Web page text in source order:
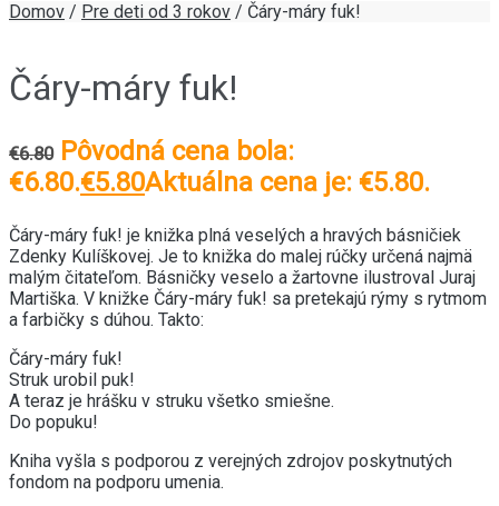
Domov / Pre deti od 3 rokov / Čáry-máry fuk!
Čáry-máry fuk!
€6.80 Pôvodná cena bola:
€6.80.€5.80Aktuálna cena je: €5.80.
Čáry-máry fuk! je knižka plná veselých a hravých básničiek
Zdenky Kulíškovej. Je to knižka do malej rúčky určená najmä
malým čitateľom. Básničky veselo a žartovne ilustroval Juraj
Martiška. V knižke Čáry-máry fuk! sa pretekajú rýmy s rytmom
a farbičky s dúhou. Takto:
Čáry-máry fuk!
Struk urobil puk!
A teraz je hrášku v struku všetko smiešne.
Do popuku!
Kniha vyšla s podporou z verejných zdrojov poskytnutých
fondom na podporu umenia.